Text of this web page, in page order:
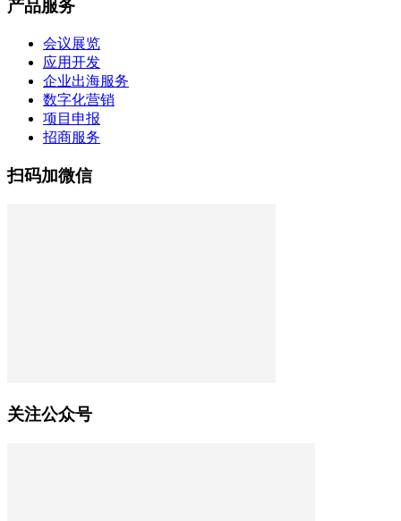
产品服务
会议展览
应用开发
企业出海服务
数字化营销
项目申报
招商服务
扫码加微信
关注公众号